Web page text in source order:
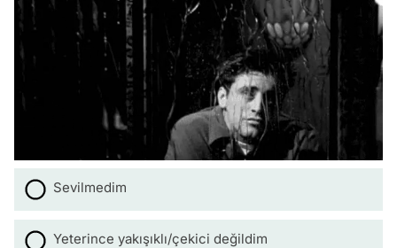
Sevilmedim
Yeterince yakışıklı/çekici değildim